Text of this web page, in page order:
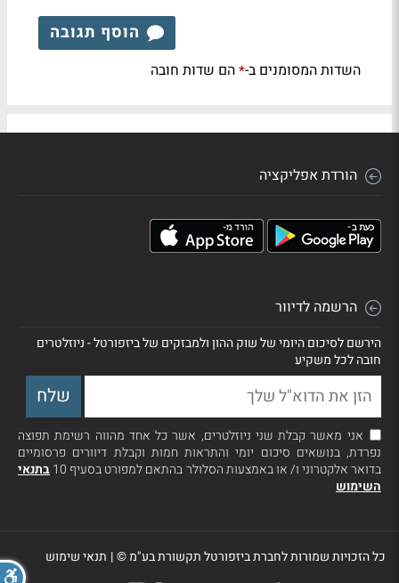
הוסף תגובה
השדות המסומנים ב-*הם שדות חובה
הורדת אפליקציה
הרשמה לדיוור
הירשם לסיכום היומי של שוק ההון ולמבזקים של ביזפורטל - ניוזלטרים
חובה לכל משקיע
אני מאשר קבלת שני ניוזלטרים, אשר כל אחד מהווה רשימת תפוצה
נפרדת, בנושאים סיכום יומי והתראות חמות וקבלת דיוורים פרסומיים
בדואר אלקטרוני ו/ או באמצעות הסלולר בהתאם למפורט בסעיף 10
בתנאי
השימוש
כל הזכויות שמורות לחברת ביזפורטל תקשורת בע"מ ©| תנאי שימוש